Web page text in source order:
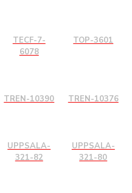
TECF-7-
6078
TOP-3601
TREN-10390 TREN-10376
UPPSALA-
321-82
UPPSALA-
321-80